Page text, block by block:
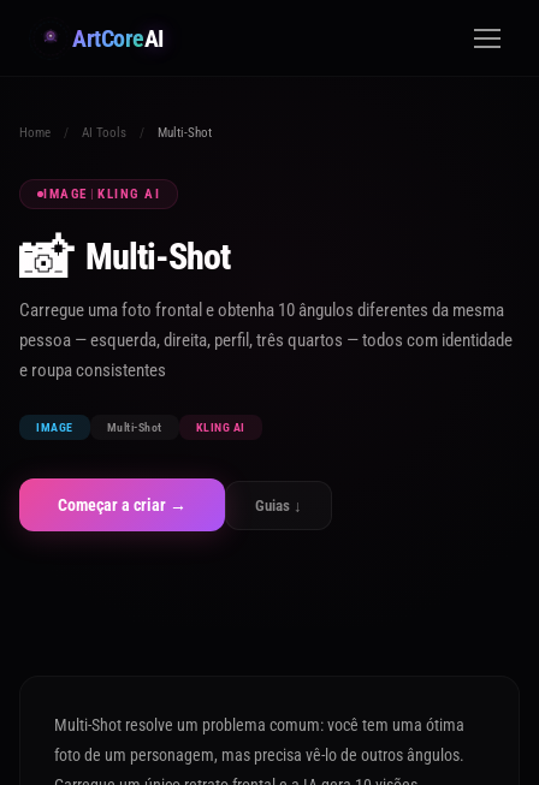
ArtCoreAI
Home / AI Tools / Multi-Shot
IMAGE | KLING AI
📸 Multi-Shot
Carregue uma foto frontal e obtenha 10 ângulos diferentes da mesma
pessoa — esquerda, direita, perfil, três quartos — todos com identidade
e roupa consistentes
IMAGE Multi-Shot KLING AI
Começar a criar → Guias ↓
Multi-Shot resolve um problema comum: você tem uma ótima
foto de um personagem, mas precisa vê-lo de outros ângulos.